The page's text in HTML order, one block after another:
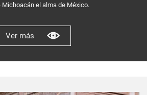
el alma de México.
Ver más